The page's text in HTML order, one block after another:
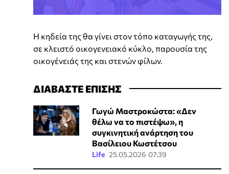
Η κηδεία της θα γίνει στον τόπο καταγωγής της,
σε κλειστό οικογενειακό κύκλο, παρουσία της
οικογένειάς της και στενών φίλων.
ΔΙΑΒΑΣΤΕ ΕΠΙΣΗΣ
Γωγώ Μαστροκώστα: «Δεν
θέλω να το πιστέψω», η
συγκινητική ανάρτηση του
Βασίλειου Κωστέτσου
Life 25.05.2026 07:39